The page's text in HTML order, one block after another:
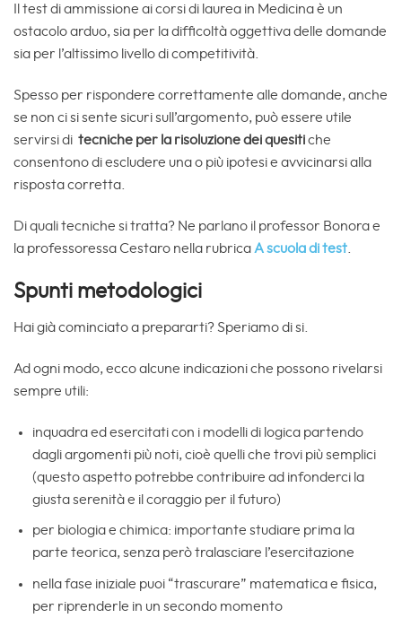
Il test di ammissione ai corsi di laurea in Medicina è un
ostacolo arduo, sia per la difficoltà oggettiva delle domande
sia per l’altissimo livello di competitività.
Spesso per rispondere correttamente alle domande, anche
se non ci si sente sicuri sull’argomento, può essere utile
servirsi di tecniche per la risoluzione dei quesitiche
consentono di escludere una o più ipotesi e avvicinarsi alla
risposta corretta.
Di quali tecniche si tratta? Ne parlano il professor Bonora e
la professoressa Cestaro nella rubrica A scuola di test
Spunti metodologici
Hai già cominciato a prepararti? Speriamo di si.
Ad ogni modo, ecco alcune indicazioni che possono rivelarsi
sempre utili:
inquadra ed esercitati con i modelli di logica partendo
dagli argomenti più noti, cioè quelli che trovi più semplici
(questo aspetto potrebbe contribuire ad infonderci la
giusta serenità e il coraggio per il futuro)
per biologia e chimica: importante studiare prima la
parte teorica, senza però tralasciare l’esercitazione
nella fase iniziale puoi “trascurare” matematica e fisica,
per riprenderle in un secondo momento